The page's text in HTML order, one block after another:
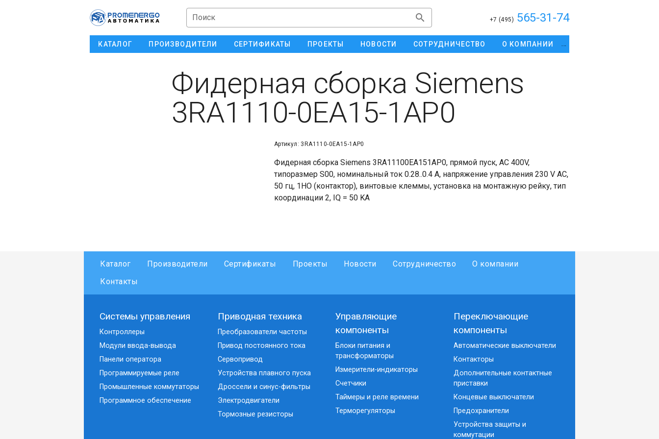
Поиск +7 (495) 565-31-74
КАТАЛОГ ПРОИЗВОДИТЕЛИ СЕРТИФИКАТЫ ПРОЕКТЫ НОВОСТИ СОТРУДНИЧЕСТВО О КОМПАНИИ
Фидерная сборка Siemens
3RA1110-0EA15-1AP0
Артикул: 3RA1110-0EA15-1AP0
Фидерная сборка Siemens 3RA11100EA151AP0, прямой пуск, AC 400V,
типоразмер S00, номинальный ток 0.28..0.4 A, напряжение управления 230 V AC,
50 гц, 1НO (контактор), винтовые клеммы, установка на монтажную рейку, тип
координации 2, IQ = 50 KA
Каталог Производители Сертификаты Проекты Новости Сотрудничество
О компании
Контакты
Системы управления
Контроллеры
Модули ввода-вывода
Панели оператора
Программируемые реле
Промышленные коммутаторы
Программное обеспечение
Приводная техника
Преобразователи частоты
Привод постоянного тока
Сервопривод
Устройства плавного пуска
Дроссели и синус-фильтры
Электродвигатели
Тормозные резисторы
Управляющие
компоненты
Блоки питания и
трансформаторы
Измерители-индикаторы
Счетчики
Таймеры и реле времени
Терморегуляторы
Переключающие
компоненты
Автоматические выключатели
Контакторы
Дополнительные контактные
приставки
Концевые выключатели
Предохранители
Устройства защиты и
коммутации